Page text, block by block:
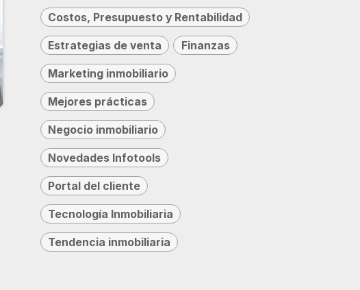
Costos, Presupuesto y Rentabilidad
Estrategias de venta Finanzas
Marketing inmobiliario
Mejores prácticas
Negocio inmobiliario
Novedades Infotools
Portal del cliente
Tecnología Inmobiliaria
Tendencia inmobiliaria